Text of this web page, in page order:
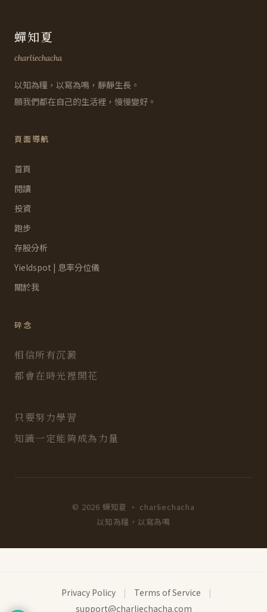
蟬知夏
charliechacha
以知為糧，以寫為鳴，靜靜生長。
願我們都在自己的生活裡，慢慢變好。
頁面導航
首頁
閱讀
投資
跑步
存股分析
Yieldspot | 息率分位儀
關於我
碎念
相信所有沉澱
都會在時光裡開花
只要努力學習
知識一定能夠成為力量
© 2026 蟬知夏 · charliechacha
以知為糧，以寫為鳴
Privacy Policy | Terms of Service
|
support@charliechacha.com